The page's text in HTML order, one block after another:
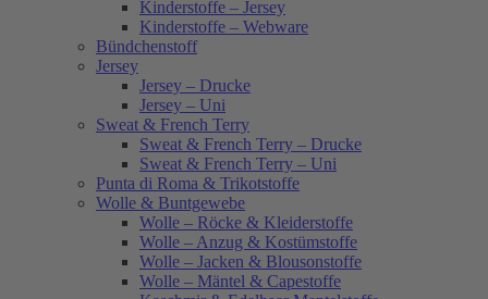
Kinderstoffe – Jersey
Kinderstoffe – Webware
Bündchenstoff
Jersey
Jersey – Drucke
Jersey – Uni
Sweat & French Terry
Sweat & French Terry – Drucke
Sweat & French Terry – Uni
Punta di Roma & Trikotstoffe
Wolle & Buntgewebe
Wolle – Röcke & Kleiderstoffe
Wolle – Anzug & Kostümstoffe
Wolle – Jacken & Blousonstoffe
Wolle – Mäntel & Capestoffe